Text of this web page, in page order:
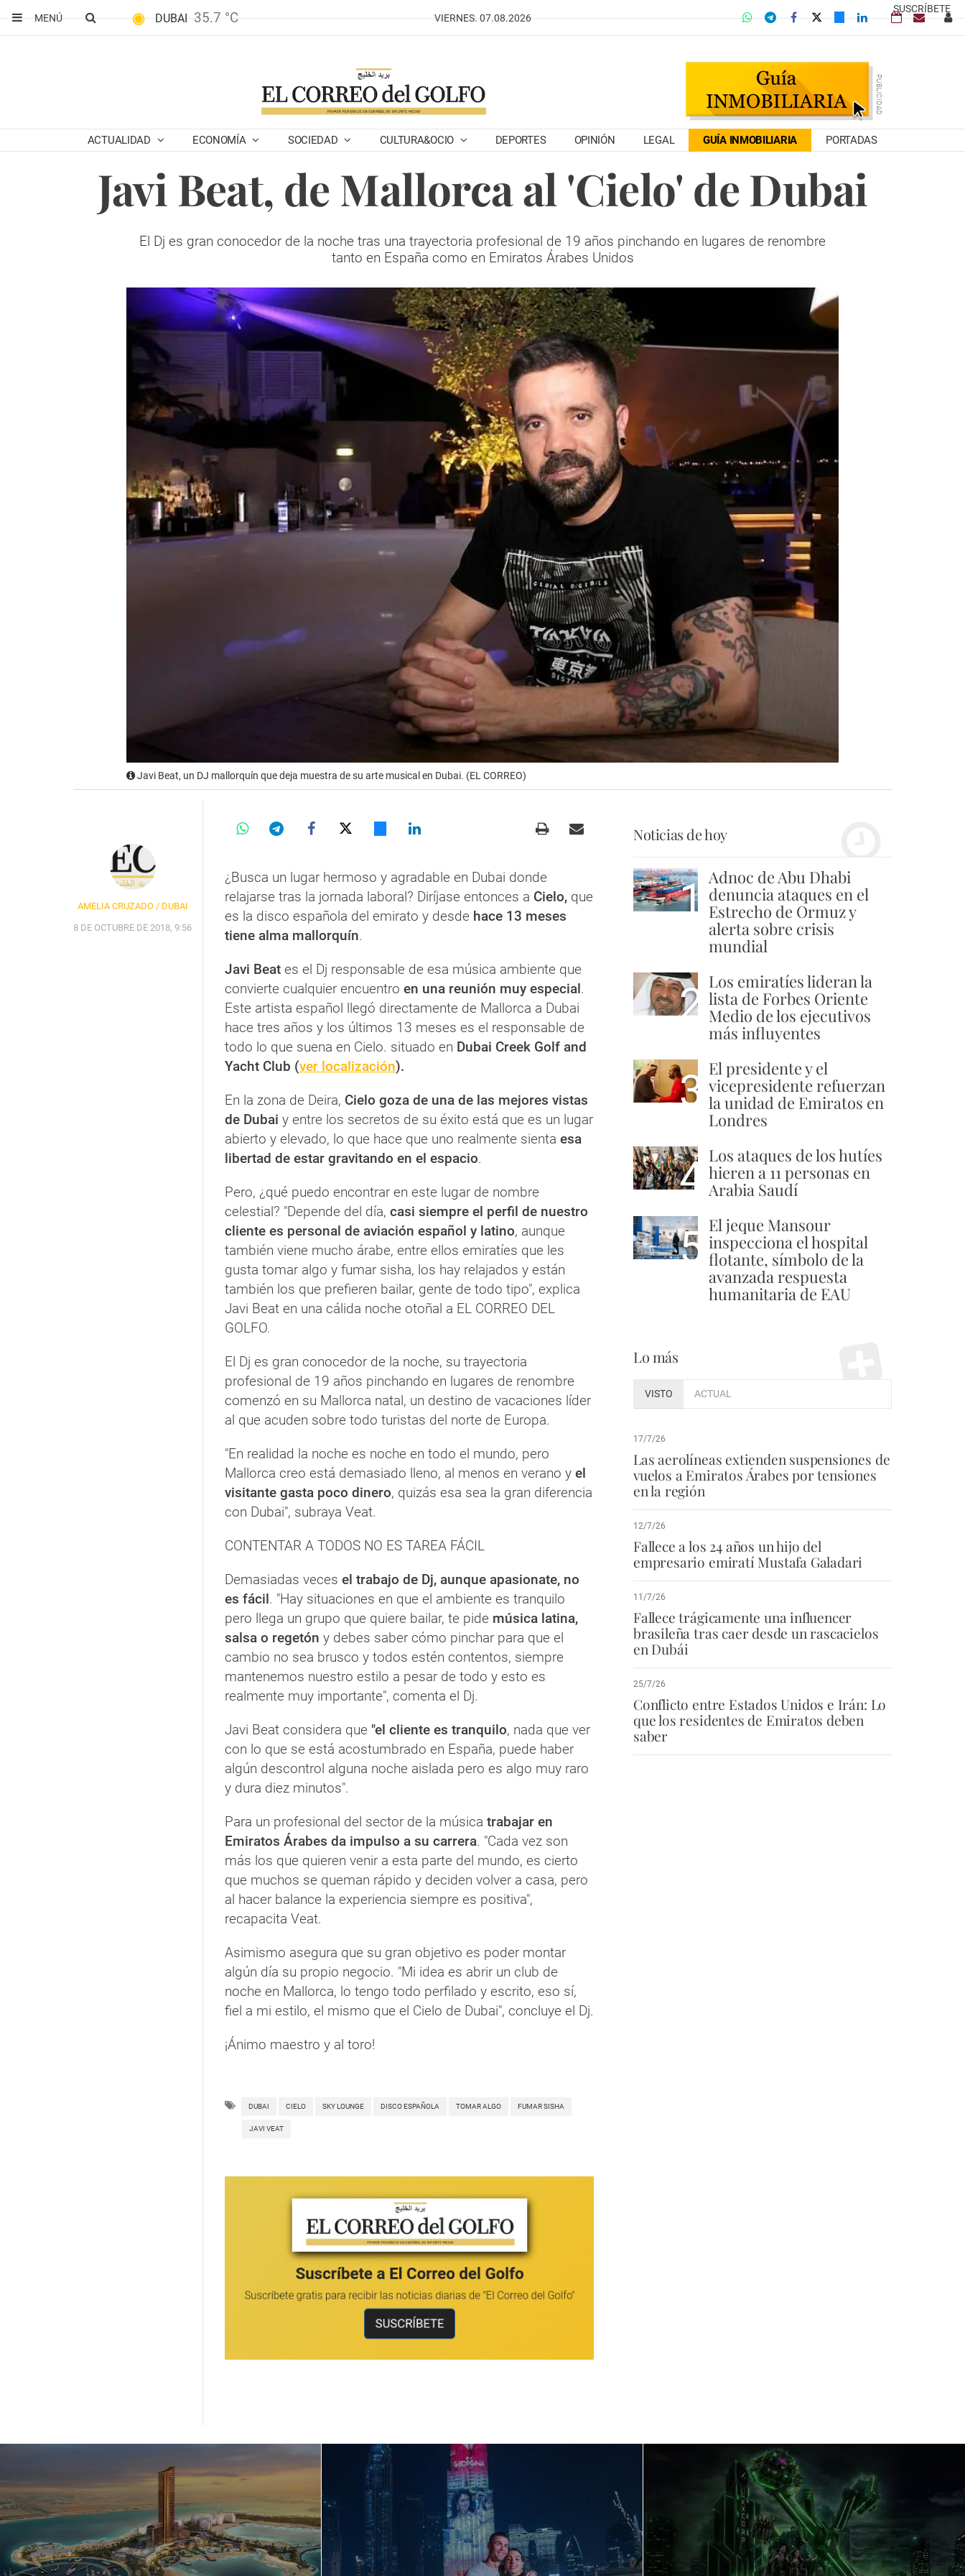
SUSCRÍBETE
MENÚ
DUBAI 35.7 °C VIERNES. 07.08.2026
ACTUALIDAD ECONOMÍA SOCIEDAD CULTURA&OCIO DEPORTES OPINIÓN LEGAL GUÍA INMOBILIARIA PORTADAS
Javi Beat, de Mallorca al 'Cielo' de Dubai
El Dj es gran conocedor de la noche tras una trayectoria profesional de 19 años pinchando en lugares de renombre
tanto en España como en Emiratos Árabes Unidos
Javi Beat, un DJ mallorquín que deja muestra de su arte musical en Dubai. (EL CORREO)
AMELIA CRUZADO / DUBAI
8 DE OCTUBRE DE 2018, 9:56
¿Busca un lugar hermoso y agradable en Dubai donde
relajarse tras la jornada laboral? Diríjase entonces a Cielo, que
es la disco española del emirato y desde hace 13 meses
tiene alma mallorquín.
Javi Beat es el Dj responsable de esa música ambiente que
convierte cualquier encuentro en una reunión muy especial.
Este artista español llegó directamente de Mallorca a Dubai
hace tres años y los últimos 13 meses es el responsable de
todo lo que suena en Cielo. situado en Dubai Creek Golf and
Yacht Club (ver localización).
En la zona de Deira, Cielo goza de una de las mejores vistas
de Dubai y entre los secretos de su éxito está que es un lugar
abierto y elevado, lo que hace que uno realmente sienta esa
libertad de estar gravitando en el espacio.
Pero, ¿qué puedo encontrar en este lugar de nombre
celestial? "Depende del día, casi siempre el perfil de nuestro
cliente es personal de aviación español y latino, aunque
también viene mucho árabe, entre ellos emiratíes que les
gusta tomar algo y fumar sisha, los hay relajados y están
también los que prefieren bailar, gente de todo tipo", explica
Javi Beat en una cálida noche otoñal a EL CORREO DEL
GOLFO.
El Dj es gran conocedor de la noche, su trayectoria
profesional de 19 años pinchando en lugares de renombre
comenzó en su Mallorca natal, un destino de vacaciones líder
al que acuden sobre todo turistas del norte de Europa.
"En realidad la noche es noche en todo el mundo, pero
Mallorca creo está demasiado lleno, al menos en verano y el
visitante gasta poco dinero, quizás esa sea la gran diferencia
con Dubai", subraya Veat.
CONTENTAR A TODOS NO ES TAREA FÁCIL
Demasiadas veces el trabajo de Dj, aunque apasionate, no
es fácil. "Hay situaciones en que el ambiente es tranquilo
pero llega un grupo que quiere bailar, te pide música latina,
salsa o regetón y debes saber cómo pinchar para que el
cambio no sea brusco y todos estén contentos, siempre
mantenemos nuestro estilo a pesar de todo y esto es
realmente muy importante", comenta el Dj.
Javi Beat considera que "el cliente es tranquilo, nada que ver
con lo que se está acostumbrado en España, puede haber
algún descontrol alguna noche aislada pero es algo muy raro
y dura diez minutos".
Para un profesional del sector de la música trabajar en
Emiratos Árabes da impulso a su carrera. "Cada vez son
más los que quieren venir a esta parte del mundo, es cierto
que muchos se queman rápido y deciden volver a casa, pero
al hacer balance la experiencia siempre es positiva",
recapacita Veat.
Asimismo asegura que su gran objetivo es poder montar
algún día su propio negocio. "Mi idea es abrir un club de
noche en Mallorca, lo tengo todo perfilado y escrito, eso sí,
fiel a mi estilo, el mismo que el Cielo de Dubai", concluye el Dj.
¡Ánimo maestro y al toro!
DUBAI CIELO SKY LOUNGE DISCO ESPAÑOLA TOMAR ALGO FUMAR SISHA
JAVI VEAT
Noticias de hoy
1 Adnoc de Abu Dhabi
denuncia ataques en el
Estrecho de Ormuz y
alerta sobre crisis
mundial
2 Los emiratíes lideran la
lista de Forbes Oriente
Medio de los ejecutivos
más influyentes
3 El presidente y el
vicepresidente refuerzan
la unidad de Emiratos en
Londres
4 Los ataques de los hutíes
hieren a 11 personas en
Arabia Saudí
5 El jeque Mansour
inspecciona el hospital
flotante, símbolo de la
avanzada respuesta
humanitaria de EAU
Lo más
VISTO ACTUAL
17/7/26
Las aerolíneas extienden suspensiones de
vuelos a Emiratos Árabes por tensiones
en la región
12/7/26
Fallece a los 24 años un hijo del
empresario emiratí Mustafa Galadari
11/7/26
Fallece trágicamente una influencer
brasileña tras caer desde un rascacielos
en Dubái
25/7/26
Conflicto entre Estados Unidos e Irán: Lo
que los residentes de Emiratos deben
saber